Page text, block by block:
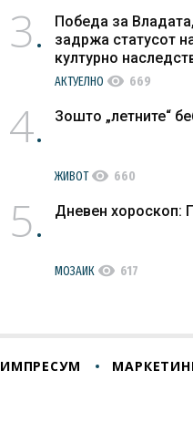
3
Победа за
задржа статусот
културно
АКТУЕЛНО visibility 669
4 Зошто „летните“
ЖИВОТvisibility 660
5 Дневен хороскоп:
МОЗАИК visibility 617
ИМПРЕСУМ